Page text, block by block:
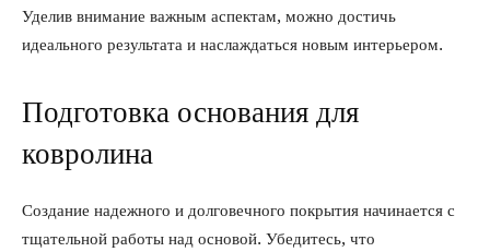
Уделив внимание важным аспектам, можно достичь
идеального результата и наслаждаться новым интерьером.
Подготовка основания для
ковролина
Создание надежного и долговечного покрытия начинается с
тщательной работы над основой. Убедитесь, что